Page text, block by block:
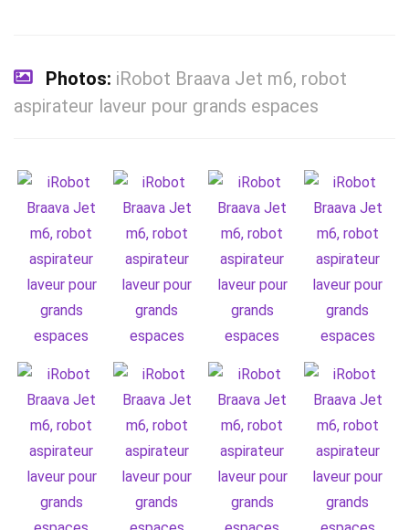
Photos: iRobot Braava Jet m6, robot
aspirateur laveur pour grands espaces